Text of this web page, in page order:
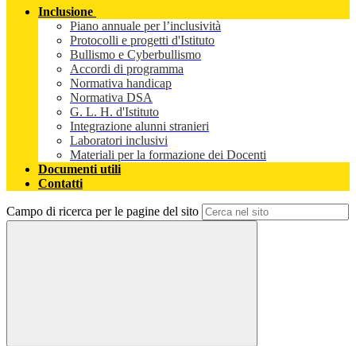
Inclusione
Piano annuale per l’inclusività
Protocolli e progetti d'Istituto
Bullismo e Cyberbullismo
Accordi di programma
Normativa handicap
Normativa DSA
G. L. H. d'Istituto
Integrazione alunni stranieri
Laboratori inclusivi
Materiali per la formazione dei Docenti
Documenti utili
Contatti
Campo di ricerca per le pagine del sito